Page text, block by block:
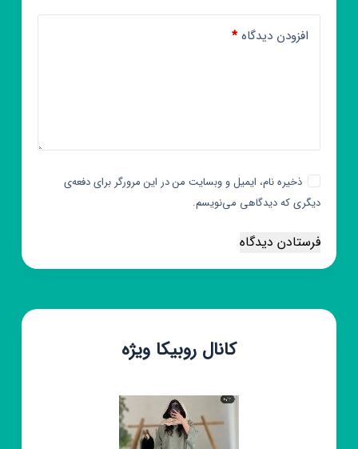
افزودن دیدگاه*
ذخیره نام، ایمیل و وبسایت من در این مرورگر برای دفعه‌ی
دیگری که دیدگاهی می‌نویسم.
فرستادن دیدگاه
کانال روبیکا ویژه